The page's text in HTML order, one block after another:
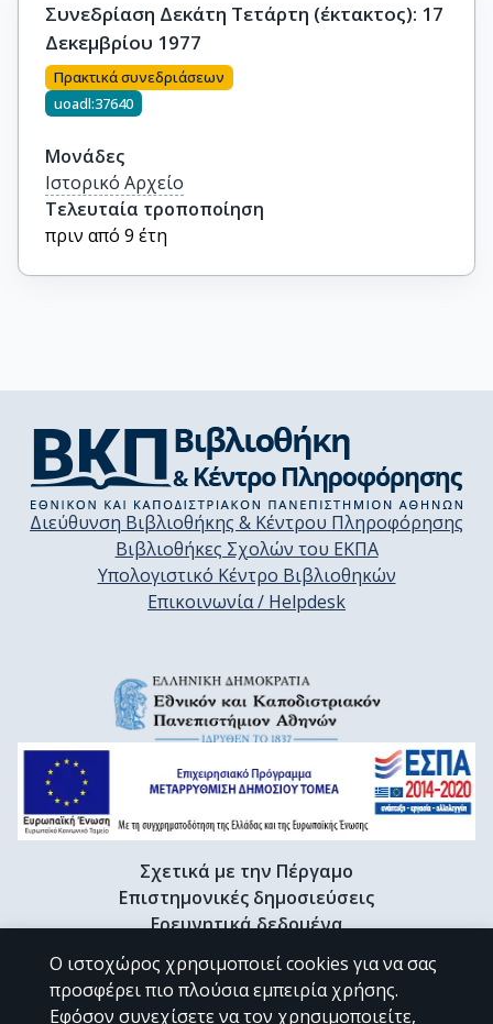
Συνεδρίαση Δεκάτη Τετάρτη (έκτακτος): 17
Δεκεμβρίου 1977
Πρακτικά συνεδριάσεων
uoadl:37640
Μονάδες
Ιστορικό Αρχείο
Τελευταία τροποποίηση
πριν από 9 έτη
Διεύθυνση Βιβλιοθήκης & Κέντρου Πληροφόρησης
Βιβλιοθήκες Σχολών του ΕΚΠΑ
Υπολογιστικό Κέντρο Βιβλιοθηκών
Επικοινωνία / Helpdesk
Σχετικά με την Πέργαμο
Επιστημονικές δημοσιεύσεις
Ερευνητικά δεδομένα
Διδακτορικές διατριβές & Γκρίζα βιβλιογραφία
Προφίλ Ερευνητή
Ο ιστοχώρος χρησιμοποιεί cookies για να σας
προσφέρει πιο πλούσια εμπειρία χρήσης.
Εφόσον συνεχίσετε να τον χρησιμοποιείτε,